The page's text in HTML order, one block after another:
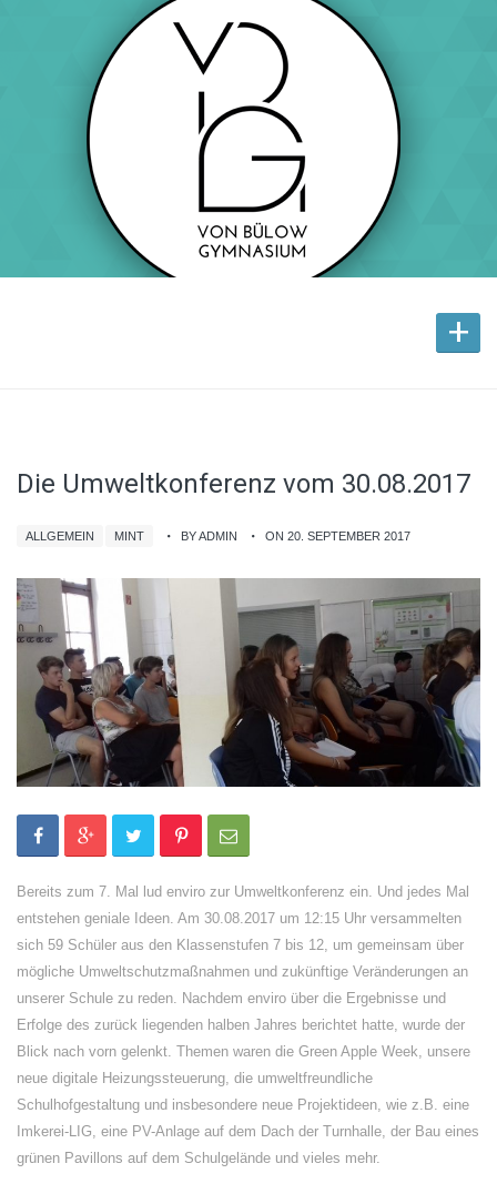
+
Die Umweltkonferenz vom 30.08.2017
ALLGEMEIN MINT BY ADMIN ON 20. SEPTEMBER 2017
Bereits zum 7. Mal lud enviro zur Umweltkonferenz ein. Und jedes Mal
entstehen geniale Ideen. Am 30.08.2017 um 12:15 Uhr versammelten
sich 59 Schüler aus den Klassenstufen 7 bis 12, um gemeinsam über
mögliche Umweltschutzmaßnahmen und zukünftige Veränderungen an
unserer Schule zu reden. Nachdem enviro über die Ergebnisse und
Erfolge des zurück liegenden halben Jahres berichtet hatte, wurde der
Blick nach vorn gelenkt. Themen waren die Green Apple Week, unsere
neue digitale Heizungssteuerung, die umweltfreundliche
Schulhofgestaltung und insbesondere neue Projektideen, wie z.B. eine
Imkerei-LIG, eine PV-Anlage auf dem Dach der Turnhalle, der Bau eines
grünen Pavillons auf dem Schulgelände und vieles mehr.